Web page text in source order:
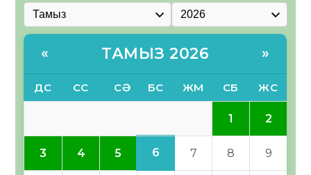
« ТАМЫЗ 2026 »
ДС СС СӘ БС ЖМ СБ ЖС
1 2
3 4 5 6 7 8 9